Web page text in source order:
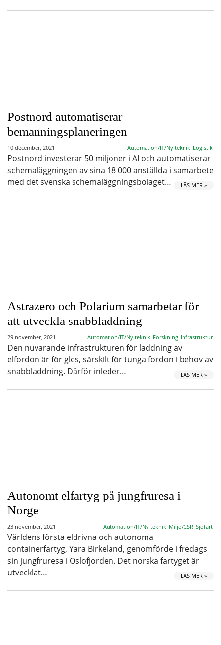
Postnord automatiserar
bemanningsplaneringen
10 december, 2021 Automation/IT/Ny teknik Logistik
Postnord investerar 50 miljoner i AI och automatiserar
schemaläggningen av sina 18 000 anställda i samarbete
med det svenska schemaläggningsbolaget…
LÄS MER »
Astrazero och Polarium samarbetar för
att utveckla snabbladdning
29 november, 2021 Automation/IT/Ny teknik Forskning Infrastruktur
Den nuvarande infrastrukturen för laddning av
elfordon är för gles, särskilt för tunga fordon i behov av
snabbladdning. Därför inleder…
LÄS MER »
Autonomt elfartyg på jungfruresa i
Norge
23 november, 2021 Automation/IT/Ny teknik Miljö/CSR Sjöfart
Världens första eldrivna och autonoma
containerfartyg, Yara Birkeland, genomförde i fredags
sin jungfruresa i Oslofjorden. Det norska fartyget är
utvecklat…
LÄS MER »